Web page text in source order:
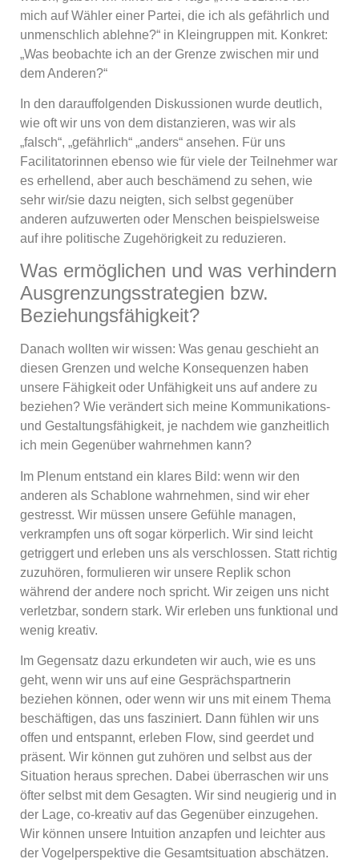
mich auf Wähler einer Partei, die ich als gefährlich und
unmenschlich ablehne?“ in Kleingruppen mit. Konkret:
„Was beobachte ich an der Grenze zwischen mir und
dem Anderen?“
In den darauffolgenden Diskussionen wurde deutlich,
wie oft wir uns von dem distanzieren, was wir als
„falsch“, „gefährlich“ „anders“ ansehen. Für uns
Facilitatorinnen ebenso wie für viele der Teilnehmer war
es erhellend, aber auch beschämend zu sehen, wie
sehr wir/sie dazu neigten, sich selbst gegenüber
anderen aufzuwerten oder Menschen beispielsweise
auf ihre politische Zugehörigkeit zu reduzieren.
Was ermöglichen und was verhindern
Ausgrenzungsstrategien bzw.
Beziehungsfähigkeit?
Danach wollten wir wissen: Was genau geschieht an
diesen Grenzen und welche Konsequenzen haben
unsere Fähigkeit oder Unfähigkeit uns auf andere zu
beziehen? Wie verändert sich meine Kommunikations-
und Gestaltungsfähigkeit, je nachdem wie ganzheitlich
ich mein Gegenüber wahrnehmen kann?
Im Plenum entstand ein klares Bild: wenn wir den
anderen als Schablone wahrnehmen, sind wir eher
gestresst. Wir müssen unsere Gefühle managen,
verkrampfen uns oft sogar körperlich. Wir sind leicht
getriggert und erleben uns als verschlossen. Statt richtig
zuzuhören, formulieren wir unsere Replik schon
während der andere noch spricht. Wir zeigen uns nicht
verletzbar, sondern stark. Wir erleben uns funktional und
wenig kreativ.
Im Gegensatz dazu erkundeten wir auch, wie es uns
geht, wenn wir uns auf eine Gesprächspartnerin
beziehen können, oder wenn wir uns mit einem Thema
beschäftigen, das uns fasziniert. Dann fühlen wir uns
offen und entspannt, erleben Flow, sind geerdet und
präsent. Wir können gut zuhören und selbst aus der
Situation heraus sprechen. Dabei überraschen wir uns
öfter selbst mit dem Gesagten. Wir sind neugierig und in
der Lage, co-kreativ auf das Gegenüber einzugehen.
Wir können unsere Intuition anzapfen und leichter aus
der Vogelperspektive die Gesamtsituation abschätzen.